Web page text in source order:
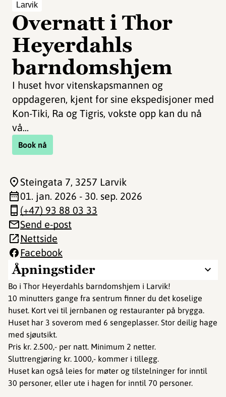
Larvik
Overnatt i Thor
Heyerdahls
barndomshjem
I huset hvor vitenskapsmannen og
oppdageren, kjent for sine ekspedisjoner med
Kon-Tiki, Ra og Tigris, vokste opp kan du nå
vå...
Book nå
Åpningstider
Bo i Thor Heyerdahls barndomshjem i Larvik!
10 minutters gange fra sentrum finner du det koselige
huset. Kort vei til jernbanen og restauranter på brygga.
Huset har ​​​​3 soverom med 6 sengeplasser. Stor deilig hage
med sjøutsikt.
Pris kr. 2.500,- per natt. Minimum 2 netter.
Sluttrengjøring kr. 1000,- kommer i tillegg.
Huset kan også leies for møter og tilstelninger for inntil
30 personer, eller ute i hagen for inntil 70 personer.
Steingata 7, 3257 Larvik
01. jan. 2026 - 30. sep. 2026
(+47) 93 88 03 33
Send e-post
Nettside
Facebook